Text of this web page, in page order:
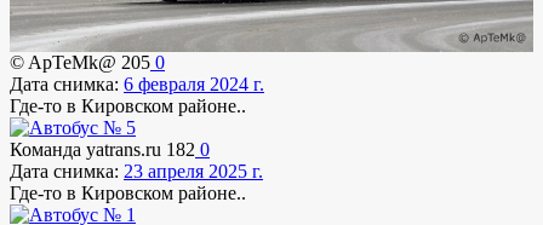
© ApTeMk@ 205 0
Дата снимка: 6 февраля 2024 г.
Где-то в Кировском районе..
Команда yatrans.ru 182 0
Дата снимка: 23 апреля 2025 г.
Где-то в Кировском районе..